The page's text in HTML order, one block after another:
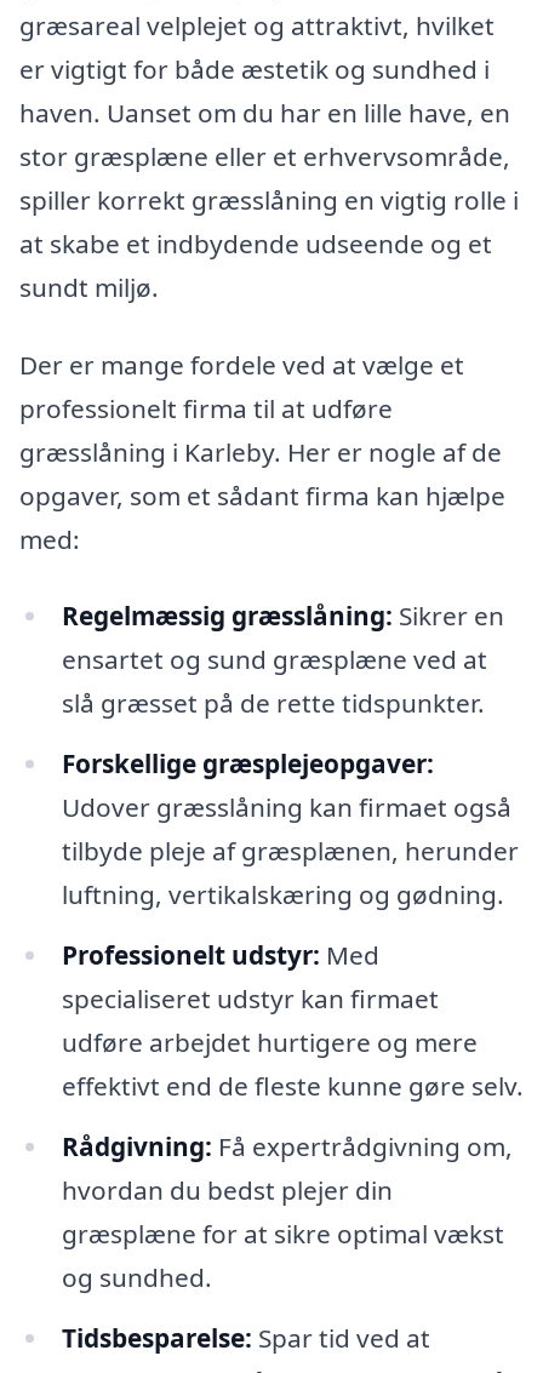
græsareal velplejet og attraktivt, hvilket
er vigtigt for både æstetik og sundhed i
haven. Uanset om du har en lille have, en
stor græsplæne eller et erhvervsområde,
spiller korrekt græsslåning en vigtig rolle i
at skabe et indbydende udseende og et
sundt miljø.
Der er mange fordele ved at vælge et
professionelt firma til at udføre
græsslåning i Karleby. Her er nogle af de
opgaver, som et sådant firma kan hjælpe
med:
Regelmæssig græsslåning: Sikrer en
ensartet og sund græsplæne ved at
slå græsset på de rette tidspunkter.
Forskellige græsplejeopgaver:
Udover græsslåning kan firmaet også
tilbyde pleje af græsplænen, herunder
luftning, vertikalskæring og gødning.
Professionelt udstyr: Med
specialiseret udstyr kan firmaet
udføre arbejdet hurtigere og mere
effektivt end de fleste kunne gøre selv.
Rådgivning: Få expertrådgivning om,
hvordan du bedst plejer din
græsplæne for at sikre optimal vækst
og sundhed.
Tidsbesparelse: Spar tid ved at